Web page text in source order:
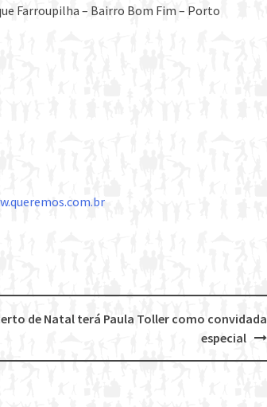
Farroupilha – Bairro Bom Fim – Porto
de Natal terá Paula Toller como convidada
especial